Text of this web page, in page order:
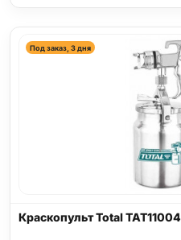
Под заказ, 3 дня
Краскопульт Total TAT11004